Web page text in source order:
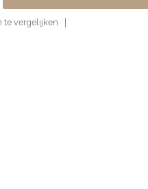
te vergelijken